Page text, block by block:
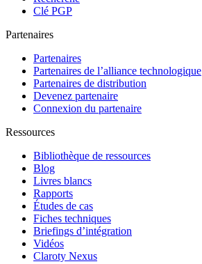
Clé PGP
Partenaires
Partenaires
Partenaires de l’alliance technologique
Partenaires de distribution
Devenez partenaire
Connexion du partenaire
Ressources
Bibliothèque de ressources
Blog
Livres blancs
Rapports
Études de cas
Fiches techniques
Briefings d’intégration
Vidéos
Claroty Nexus